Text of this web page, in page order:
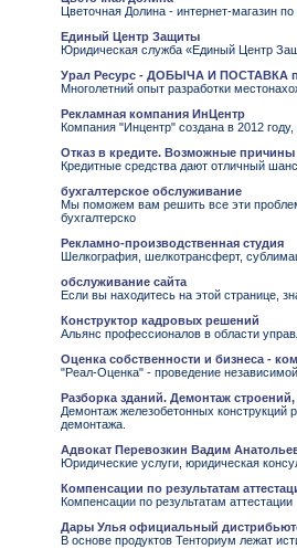
Цветочная Долина - интернет-магазин
Единый Центр Защиты
Юридическая служба «Единый Центр
Урал Ресурс - ДОБЫЧА И ПОСТАВКА
Многолетний опыт разработки
Рекламная компания ИнЦентр
Компания "Инцентр" создана в 2012
Отказ в кредите. Возможные причины
Кредитные средства дают отличный
бухгалтерское обслуживание
Мы поможем вам решить все эти
бухгалтерско
Рекламно-производственная студия
Шелкография, шелкотрансферт,
обслуживание сайта
Если вы находитесь на этой странице,
Конструктор кадровых решений
Альянс профессионалов в области
Оценка собственности и бизнеса -
"Реал-Оценка" - проведение
Разборка зданий. Демонтаж
Демонтаж железобетонных
демонтажа.
Адвокат Перевозкин Вадим
Юридические услуги, юридическая
Компенсации по результатам
Компенсации по результатам аттестации
Дары Улья официальный
В основе продуктов Тенториум лежат